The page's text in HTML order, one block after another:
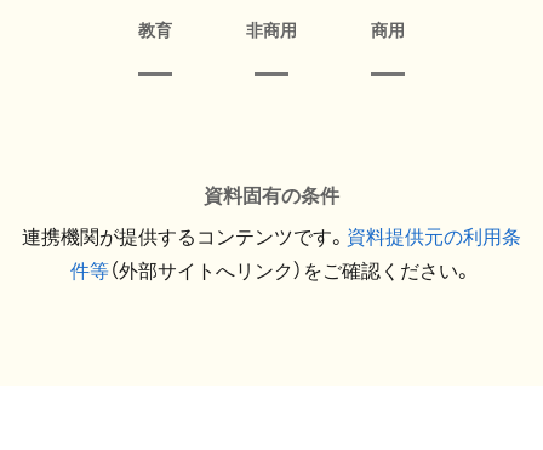
教育 非商用 商用
資料固有の条件
連携機関が提供するコンテンツです。 資料提供元の利用条
件等（外部サイトへリンク）をご確認ください。